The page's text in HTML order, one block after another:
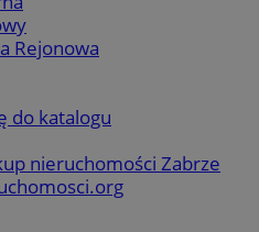
Rejonowa
do katalogu
nieruchomości Zabrze